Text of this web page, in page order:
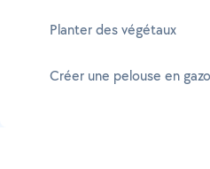
Planter des végétaux
Créer une pelouse en